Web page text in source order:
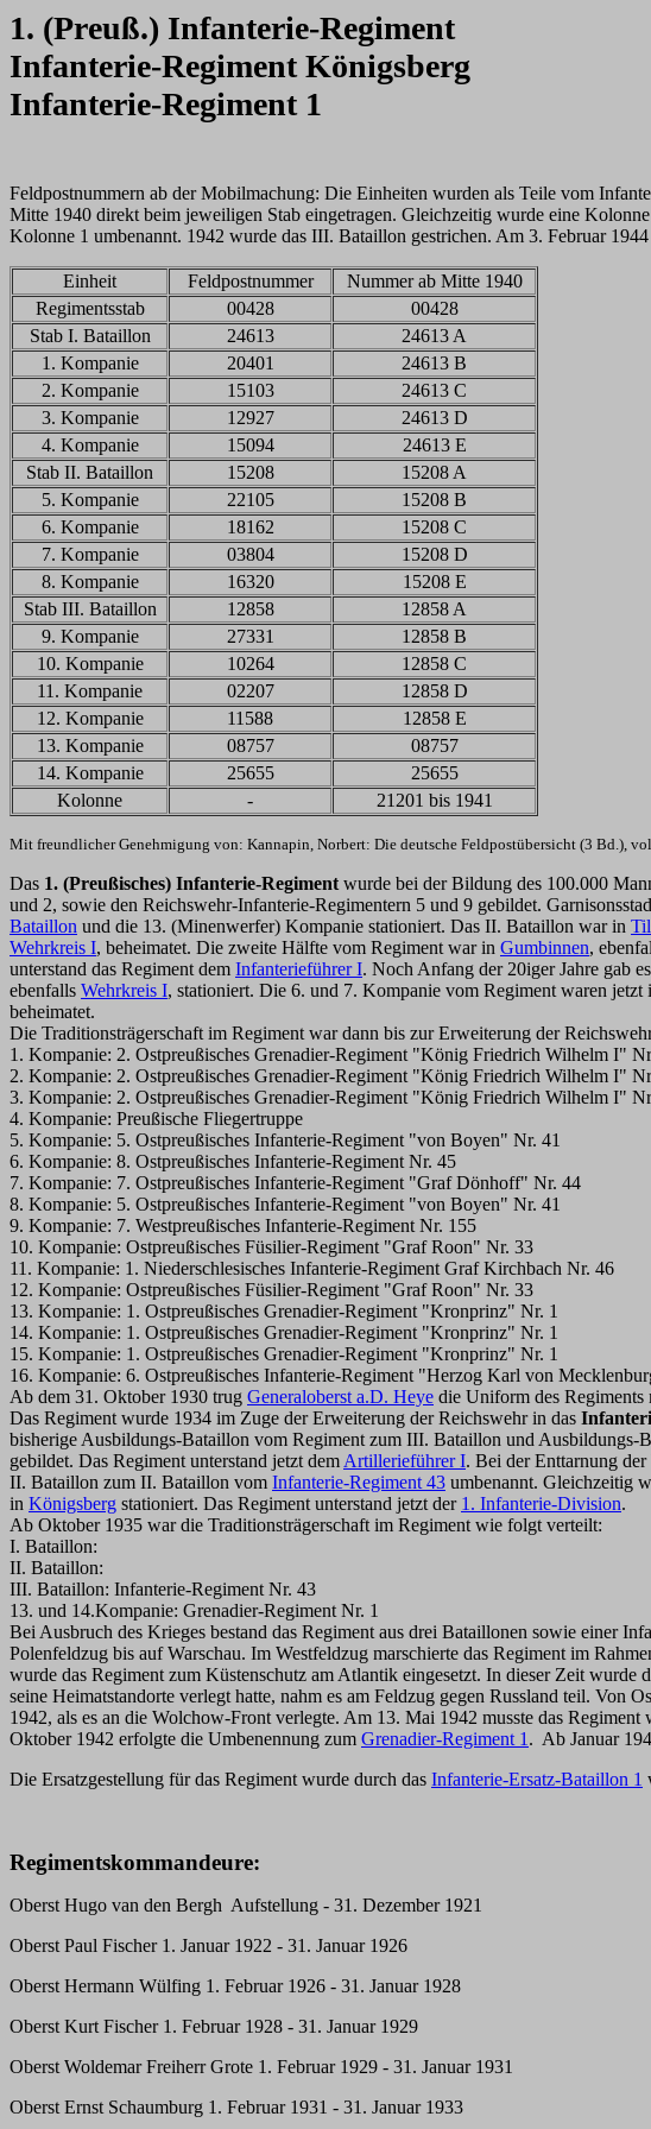
1. (Preuß.) Infanterie-Regiment
Infanterie-Regiment Königsberg
Infanterie-Regiment 1
Feldpostnummern ab der Mobilmachung: Die Einheiten wurden als Teile vom
Mitte 1940 direkt beim jeweiligen Stab eingetragen. Gleichzeitig wurde eine
Kolonne 1 umbenannt. 1942 wurde das III. Bataillon gestrichen. Am 3. Februar
Einheit Feldpostnummer
Nummer ab Mitte 1940
Regimentsstab
00428
00428
Stab I. Bataillon
24613
24613 A
1. Kompanie
20401
24613 B
2. Kompanie
15103
24613 C
3. Kompanie
12927
24613 D
4. Kompanie
15094
24613 E
Stab II. Bataillon
15208
15208 A
5. Kompanie
22105
15208 B
6. Kompanie
18162
15208 C
7. Kompanie
03804
15208 D
8. Kompanie
16320
15208 E
Stab III. Bataillon
12858
12858 A
9. Kompanie
27331
12858 B
10. Kompanie
10264
12858 C
11. Kompanie
02207
12858 D
12. Kompanie
11588
12858 E
13. Kompanie
08757
08757
14. Kompanie
25655
25655
Kolonne
- 21201 bis 1941
Mit freundlicher Genehmigung von: Kannapin, Norbert: Die deutsche Feldpostübersicht (3 Bd.),
Das 1. (Preußisches) Infanterie-Regiment wurde bei der Bildung des 100.000
und 2, sowie den Reichswehr-Infanterie-Regimentern 5 und 9 gebildet.
Bataillon und die 13. (Minenwerfer) Kompanie stationiert. Das II. Bataillon war in
Wehrkreis I, beheimatet. Die zweite Hälfte vom Regiment war in Gumbinnen,
unterstand das Regiment dem Infanterieführer I. Noch Anfang der 20iger Jahre gab
ebenfalls Wehrkreis I, stationiert. Die 6. und 7. Kompanie vom Regiment waren jetzt
beheimatet.
Die Traditionsträgerschaft im Regiment war dann bis zur Erweiterung der
1. Kompanie: 2. Ostpreußisches Grenadier-Regiment "König Friedrich Wilhelm I"
2. Kompanie: 2. Ostpreußisches Grenadier-Regiment "König Friedrich Wilhelm I"
3. Kompanie: 2. Ostpreußisches Grenadier-Regiment "König Friedrich Wilhelm I"
4. Kompanie: Preußische Fliegertruppe
5. Kompanie: 5. Ostpreußisches Infanterie-Regiment "von Boyen" Nr. 41
6. Kompanie: 8. Ostpreußisches Infanterie-Regiment Nr. 45
7. Kompanie: 7. Ostpreußisches Infanterie-Regiment "Graf Dönhoff" Nr. 44
8. Kompanie: 5. Ostpreußisches Infanterie-Regiment "von Boyen" Nr. 41
9. Kompanie: 7. Westpreußisches Infanterie-Regiment Nr. 155
10. Kompanie: Ostpreußisches Füsilier-Regiment "Graf Roon" Nr. 33
11. Kompanie: 1. Niederschlesisches Infanterie-Regiment Graf Kirchbach Nr. 46
12. Kompanie: Ostpreußisches Füsilier-Regiment "Graf Roon" Nr. 33
13. Kompanie: 1. Ostpreußisches Grenadier-Regiment "Kronprinz" Nr. 1
14. Kompanie: 1. Ostpreußisches Grenadier-Regiment "Kronprinz" Nr. 1
15. Kompanie: 1. Ostpreußisches Grenadier-Regiment "Kronprinz" Nr. 1
16. Kompanie: 6. Ostpreußisches Infanterie-Regiment "Herzog Karl von
Ab dem 31. Oktober 1930 trug Generaloberst a.D. Heye die Uniform des Regiments
Das Regiment wurde 1934 im Zuge der Erweiterung der Reichswehr in das
bisherige Ausbildungs-Bataillon vom Regiment zum III. Bataillon und Ausbildungs-
gebildet. Das Regiment unterstand jetzt dem Artillerieführer I. Bei der Enttarnung
II. Bataillon zum II. Bataillon vom Infanterie-Regiment 43 umbenannt. Gleichzeitig
in Königsberg stationiert. Das Regiment unterstand jetzt der 1. Infanterie-Division.
Ab Oktober 1935 war die Traditionsträgerschaft im Regiment wie folgt verteilt:
I. Bataillon:
II. Bataillon:
III. Bataillon: Infanterie-Regiment Nr. 43
13. und 14.Kompanie: Grenadier-Regiment Nr. 1
Bei Ausbruch des Krieges bestand das Regiment aus drei Bataillonen sowie einer
Polenfeldzug bis auf Warschau. Im Westfeldzug marschierte das Regiment im
wurde das Regiment zum Küstenschutz am Atlantik eingesetzt. In dieser Zeit
seine Heimatstandorte verlegt hatte, nahm es am Feldzug gegen Russland teil.
1942, als es an die Wolchow-Front verlegte. Am 13. Mai 1942 musste das
Oktober 1942 erfolgte die Umbenennung zum Grenadier-Regiment 1 . Ab Januar
Die Ersatzgestellung für das Regiment wurde durch das Infanterie-Ersatz-Bataillon 1
Regimentskommandeure:
Oberst Hugo van den Bergh Aufstellung - 31. Dezember 1921
Oberst Paul Fischer 1. Januar 1922 - 31. Januar 1926
Oberst Hermann Wülfing 1. Februar 1926 - 31. Januar 1928
Oberst Kurt Fischer 1. Februar 1928 - 31. Januar 1929
Oberst Woldemar Freiherr Grote 1. Februar 1929 - 31. Januar 1931
Oberst Ernst Schaumburg 1. Februar 1931 - 31. Januar 1933